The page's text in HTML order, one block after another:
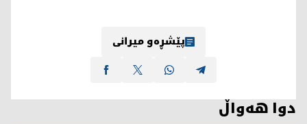
پێشڕەو میرانی
دوا هەواڵ